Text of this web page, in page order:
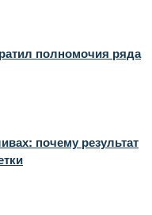
полномочия ряда
почему результат